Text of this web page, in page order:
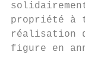
propriété à
réalisation
figure en